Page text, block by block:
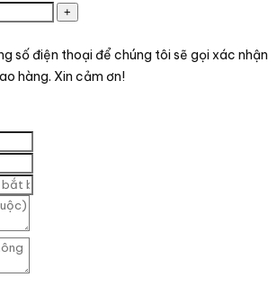
số điện thoại để chúng tôi sẽ gọi xác nhận
hàng. Xin cảm ơn!